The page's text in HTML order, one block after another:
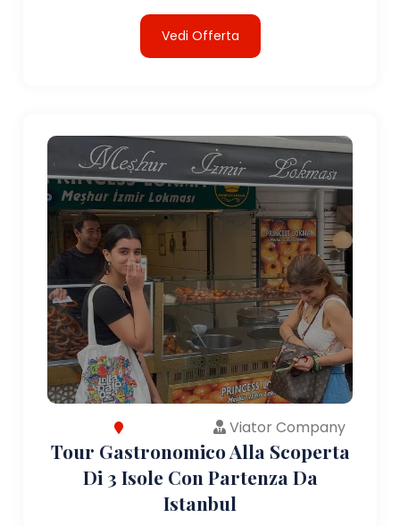
Vedi Offerta
Viator Company
Tour Gastronomico Alla Scoperta
Di 3 Isole Con Partenza Da
Istanbul